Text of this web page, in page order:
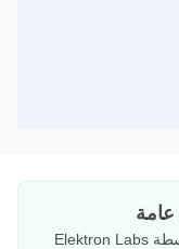
شعلة - درّب عقلك يومياً 9.0 تم إصداره بواسطة Elektron Labs